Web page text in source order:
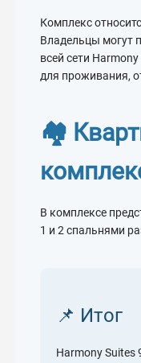
Комплекс
Владельцы могут
всей сети
для проживания,
🏘
В комплексе
1 и 2 спальнями
📌 Итог
Harmony Suites